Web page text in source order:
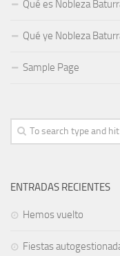
Qué es Nobleza
Qué ye Nobleza
Sample Page
ENTRADAS RECIENTES
Hemos vuelto
Fiestas